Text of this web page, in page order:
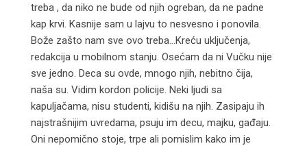
treba , da niko ne bude od njih ogreban, da ne padne
kap krvi. Kasnije sam u lajvu to nesvesno i ponovila.
Bože zašto nam sve ovo treba…Kreću uključenja,
redakcija u mobilnom stanju. Osećam da ni Vučku nije
sve jedno. Deca su ovde, mnogo njih, nebitno čija,
naša su. Vidim kordon policije. Neki ljudi sa
kapuljačama, nisu studenti, kidišu na njih. Zasipaju ih
najstrašnijim uvredama, psuju im decu, majku, gađaju.
Oni nepomično stoje, trpe ali pomislim kako im je